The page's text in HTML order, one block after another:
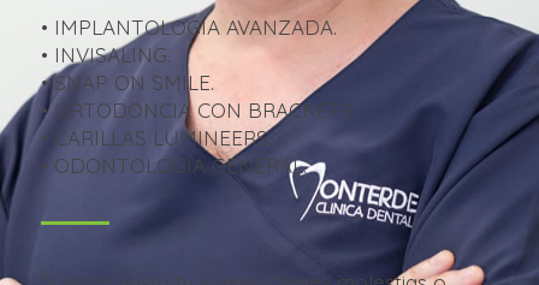
• IMPLANTOLOGÍA AVANZADA.
• INVISALING.
• SNAP ON SMILE.
• ORTODONCIA CON BRACKETS.
• CARILLAS LUMINEERS.
• ODONTOLOGÍA GENERAL.